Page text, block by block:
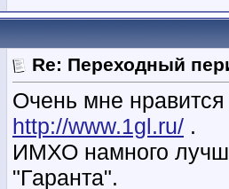
Re: Переходный
Очень мне
http://www.1gl.ru/ .
ИМХО намного
"Гаранта".